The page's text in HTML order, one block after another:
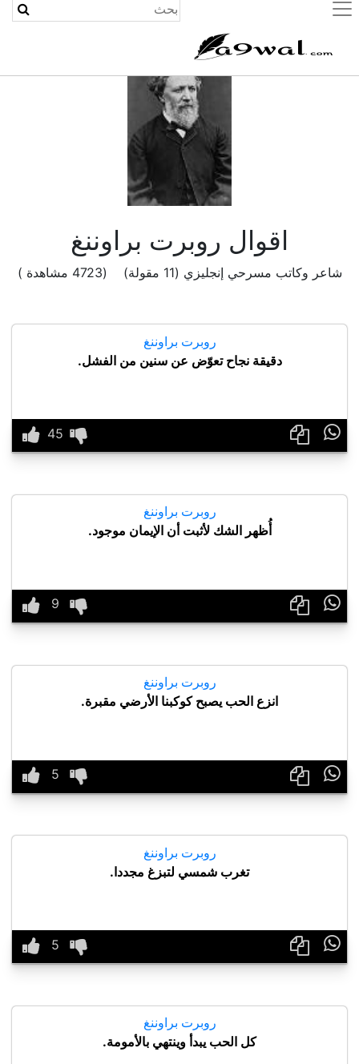
(current)
اقوال روبرت براوننغ
شاعر وكاتب مسرحي إنجليزي (11 مقولة) (4723 مشاهدة )
روبرت براوننغ
دقيقة نجاح تعوّض عن سنين من الفشل.

روبرت براوننغ
أُظهر الشك لأثبت أن الإيمان موجود.

روبرت براوننغ
انزع الحب يصبح كوكبنا الأرضي مقبرة.

روبرت براوننغ
تغرب شمسي لتبزغ مجددا.

روبرت براوننغ
كل الحب يبدأ وينتهي بالأمومة.